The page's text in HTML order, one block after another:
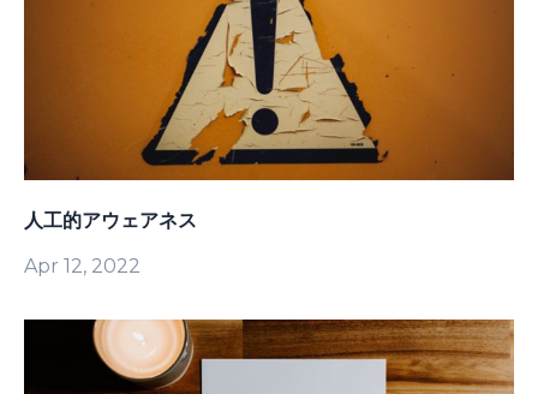
人工的アウェアネス
Apr 12, 2022